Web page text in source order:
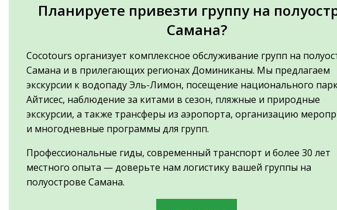
Планируете привезти группу на
Самана?
Cocotours организует комплексное обслуживание групп на
Самана и в прилегающих регионах Доминиканы. Мы предлагаем
экскурсии к водопаду Эль-Лимон, посещение национального
Айтисес, наблюдение за китами в сезон, пляжные и природные
экскурсии, а также трансферы из аэропорта, организацию
и многодневные программы для групп.
Профессиональные гиды, современный транспорт и более 30 лет
местного опыта — доверьте нам логистику вашей группы на
полуострове Самана.